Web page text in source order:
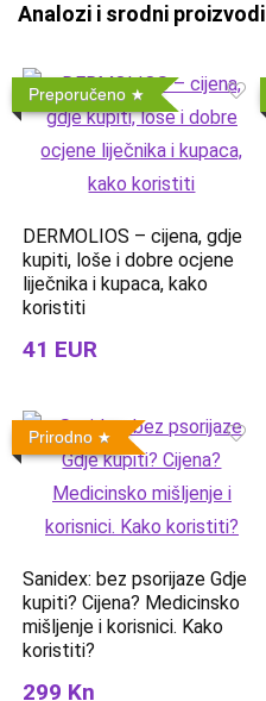
Analozi i srodni proizvodi
Preporučeno
DERMOLIOS – cijena, gdje
kupiti, loše i dobre ocjene
liječnika i kupaca, kako
koristiti
41 EUR
Prirodno
Sanidex: bez psorijaze Gdje
kupiti? Cijena? Medicinsko
mišljenje i korisnici. Kako
koristiti?
299 Kn